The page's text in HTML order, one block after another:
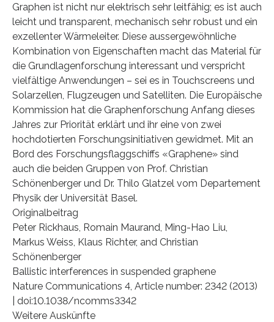
Graphen ist nicht nur elektrisch sehr leitfähig; es ist auch
leicht und transparent, mechanisch sehr robust und ein
exzellenter Wärmeleiter. Diese aussergewöhnliche
Kombination von Eigenschaften macht das Material für
die Grundlagenforschung interessant und verspricht
vielfältige Anwendungen – sei es in Touchscreens und
Solarzellen, Flugzeugen und Satelliten. Die Europäische
Kommission hat die Graphenforschung Anfang dieses
Jahres zur Priorität erklärt und ihr eine von zwei
hochdotierten Forschungsinitiativen gewidmet. Mit an
Bord des Forschungsflaggschiffs «Graphene» sind
auch die beiden Gruppen von Prof. Christian
Schönenberger und Dr. Thilo Glatzel vom Departement
Physik der Universität Basel.
Originalbeitrag
Peter Rickhaus, Romain Maurand, Ming-Hao Liu,
Markus Weiss, Klaus Richter, and Christian
Schönenberger
Ballistic interferences in suspended graphene
Nature Communications 4, Article number: 2342 (2013)
| doi:10.1038/ncomms3342
Weitere Auskünfte